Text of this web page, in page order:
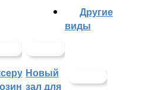
Новый
зал для
Другие
виды